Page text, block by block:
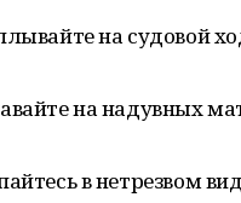
на судовой
на надувных
в нетрезвом